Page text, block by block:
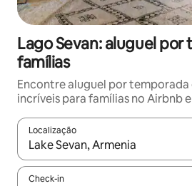
Lago Sevan: aluguel
famílias
Encontre aluguel por
incríveis para famílias no Airbnb
Localização
Quando os resultados estiverem
Check-in